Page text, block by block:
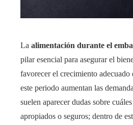
La alimentación durante el
pilar esencial para asegurar el
favorecer el crecimiento adecuado
este periodo aumentan las
suelen aparecer dudas sobre
apropiados o seguros; dentro de